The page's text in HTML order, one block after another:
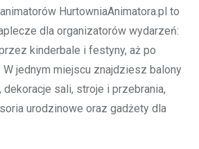
HurtowniaAnimatora.pl to
dla organizatorów wydarzeń:
kinderbale i festyny, aż po
W jednym miejscu znajdziesz balony
sali, stroje i przebrania,
urodzinowe oraz gadżety dla